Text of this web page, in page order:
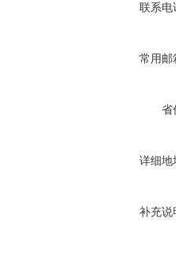
联系电
常用邮
省
详细地
补充说